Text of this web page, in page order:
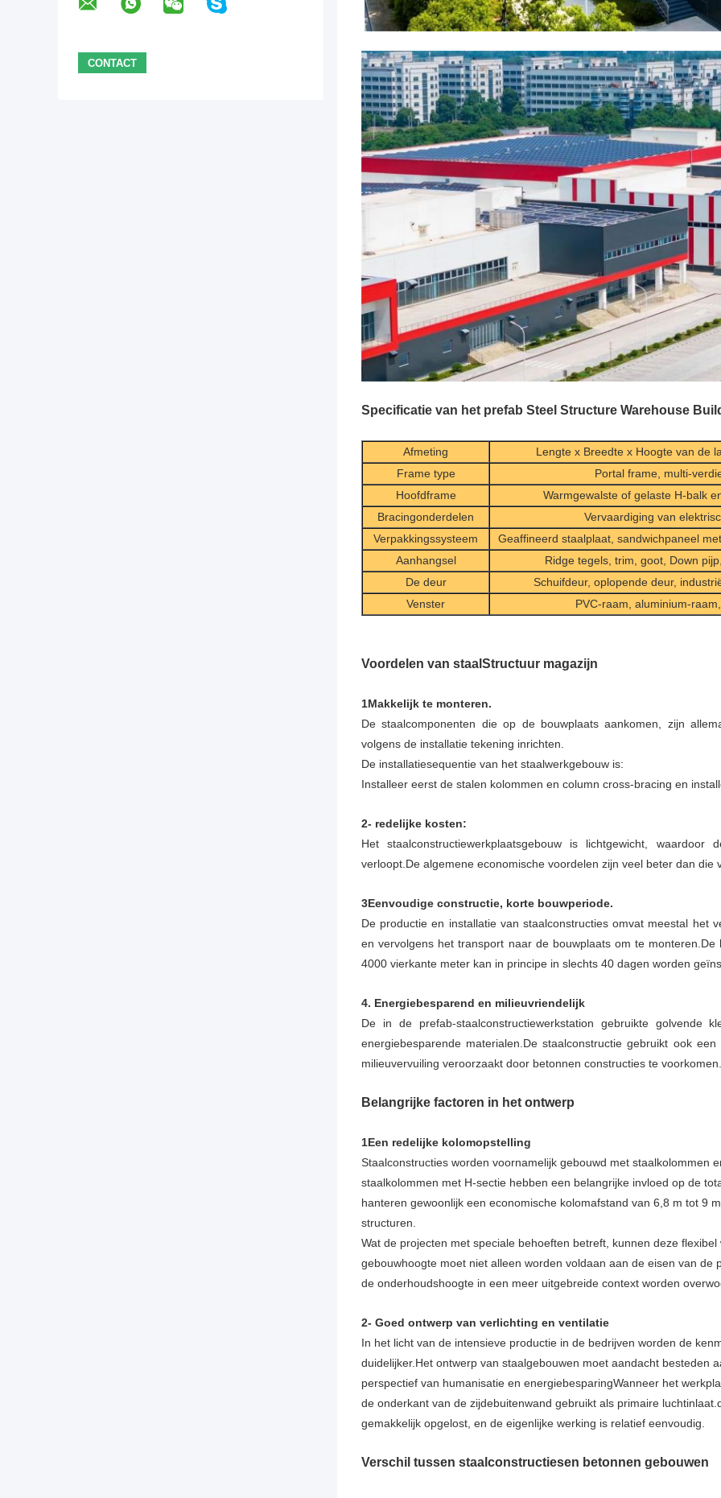
Specificatie van het prefab Steel Structure Warehouse
Afmeting
Lengte x Breedte x Hoogte van de
Frame type
Portal frame, multi-
Hoofdframe
Warmgewalste of gelaste H-balk
Bracingonderdelen
Vervaardiging van
Verpakkingssysteem
Geaffineerd staalplaat, sandwichpaneel
Aanhangsel
Ridge tegels, trim, goot, Down
De deur
Schuifdeur, oplopende deur,
Venster
PVC-raam, aluminium-
Voordelen van staal Structuur magazijn
1Makkelijk te monteren.
De staalcomponenten die op de bouwplaats aankomen, zijn
volgens de installatie tekening inrichten.
De installatiesequentie van het staalwerkgebouw is:
Installeer eerst de stalen kolommen en column cross-bracing en
2- redelijke kosten:
Het staalconstructiewerkplaatsgebouw is lichtgewicht,
verloopt.De algemene economische voordelen zijn veel beter dan die
3Eenvoudige constructie, korte bouwperiode.
De productie en installatie van staalconstructies omvat meestal het
en vervolgens het transport naar de bouwplaats om te
4000 vierkante meter kan in principe in slechts 40 dagen worden
4. Energiebesparend en milieuvriendelijk
De in de prefab-staalconstructiewerkstation gebruikte golvende
energiebesparende materialen.De staalconstructie gebruikt ook
milieuvervuiling veroorzaakt door betonnen constructies te voorkomen.
Belangrijke factoren in het ontwerp
1Een redelijke kolomopstelling
Staalconstructies worden voornamelijk gebouwd met staalkolommen
staalkolommen met H-sectie hebben een belangrijke invloed op de
hanteren gewoonlijk een economische kolomafstand van 6,8 m tot 9
structuren.
Wat de projecten met speciale behoeften betreft, kunnen deze
gebouwhoogte moet niet alleen worden voldaan aan de eisen van
de onderhoudshoogte in een meer uitgebreide context worden
2- Goed ontwerp van verlichting en ventilatie
In het licht van de intensieve productie in de bedrijven worden de
duidelijker.Het ontwerp van staalgebouwen moet aandacht besteden
perspectief van humanisatie en energiebesparingWanneer het
de onderkant van de zijdebuitenwand gebruikt als primaire
gemakkelijk opgelost, en de eigenlijke werking is relatief eenvoudig.
Verschil tussen staalconstructiesen betonnen gebouwen